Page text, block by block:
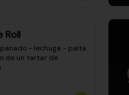
Roll
- lechuga - palta
de un tartar de